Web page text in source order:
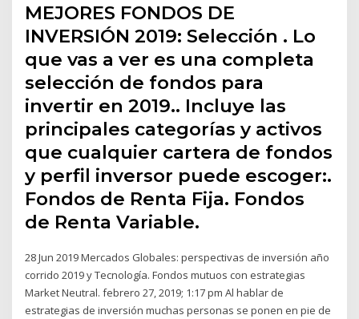
MEJORES FONDOS DE
INVERSIÓN 2019: Selección . Lo
que vas a ver es una completa
selección de fondos para
invertir en 2019.. Incluye las
principales categorías y activos
que cualquier cartera de fondos
y perfil inversor puede escoger:.
Fondos de Renta Fija. Fondos
de Renta Variable.
28 Jun 2019 Mercados Globales: perspectivas de inversión año
corrido 2019 y Tecnología. Fondos mutuos con estrategias
Market Neutral. febrero 27, 2019; 1:17 pm Al hablar de
estrategias de inversión muchas personas se ponen en pie de